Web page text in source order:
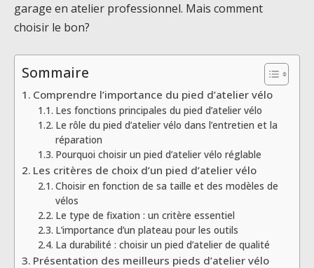
garage en atelier professionnel. Mais comment
choisir le bon?
Sommaire
Comprendre l’importance du pied d’atelier vélo
Les fonctions principales du pied d’atelier vélo
Le rôle du pied d’atelier vélo dans l’entretien et la
réparation
Pourquoi choisir un pied d’atelier vélo réglable
Les critères de choix d’un pied d’atelier vélo
Choisir en fonction de sa taille et des modèles de
vélos
Le type de fixation : un critère essentiel
L’importance d’un plateau pour les outils
La durabilité : choisir un pied d’atelier de qualité
Présentation des meilleurs pieds d’atelier vélo